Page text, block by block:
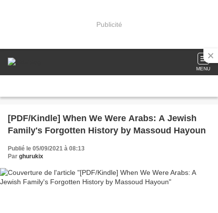
Publicité
MENU
[PDF/Kindle] When We Were Arabs: A Jewish
Family's Forgotten History by Massoud Hayoun
Publié le 05/09/2021 à 08:13
Par ghurukix